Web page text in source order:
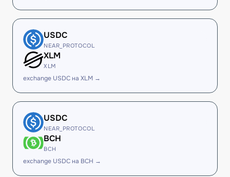
USDC
NEAR_PROTOCOL
XLM
XLM
exchange USDC на XLM →
USDC
NEAR_PROTOCOL
BCH
BCH
exchange USDC на BCH →